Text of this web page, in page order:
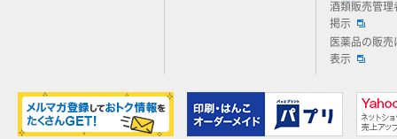
酒類販売管理
掲示
医薬品の販売
表示